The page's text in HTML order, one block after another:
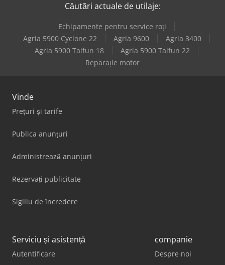
Căutări actuale de utilaje:
Echipamente pentru service roți
Agria 5900 Cyclone 22
Agria 9600
Agria 3400
Agria 5900 Taifun 18
Agria 5900 Taifun 22
Reparație motor
Vinde
Prețuri și tarife
Publica anunțuri
Administrează anunțuri
Rezervați publicitate
Sigiliu de încredere
Serviciu și asistență
Autentificare
companie
Despre noi